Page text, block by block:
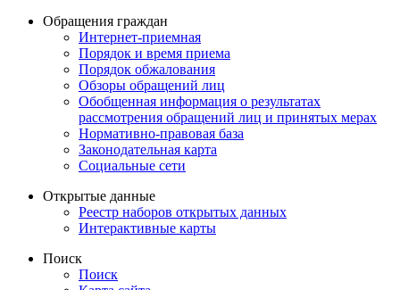
Обращения граждан
Интернет-приемная
Порядок и время приема
Порядок обжалования
Обзоры обращений лиц
Обобщенная информация о результатах
рассмотрения обращений лиц и принятых мерах
Нормативно-правовая база
Законодательная карта
Социальные сети
Открытые данные
Реестр наборов открытых данных
Интерактивные карты
Поиск
Поиск